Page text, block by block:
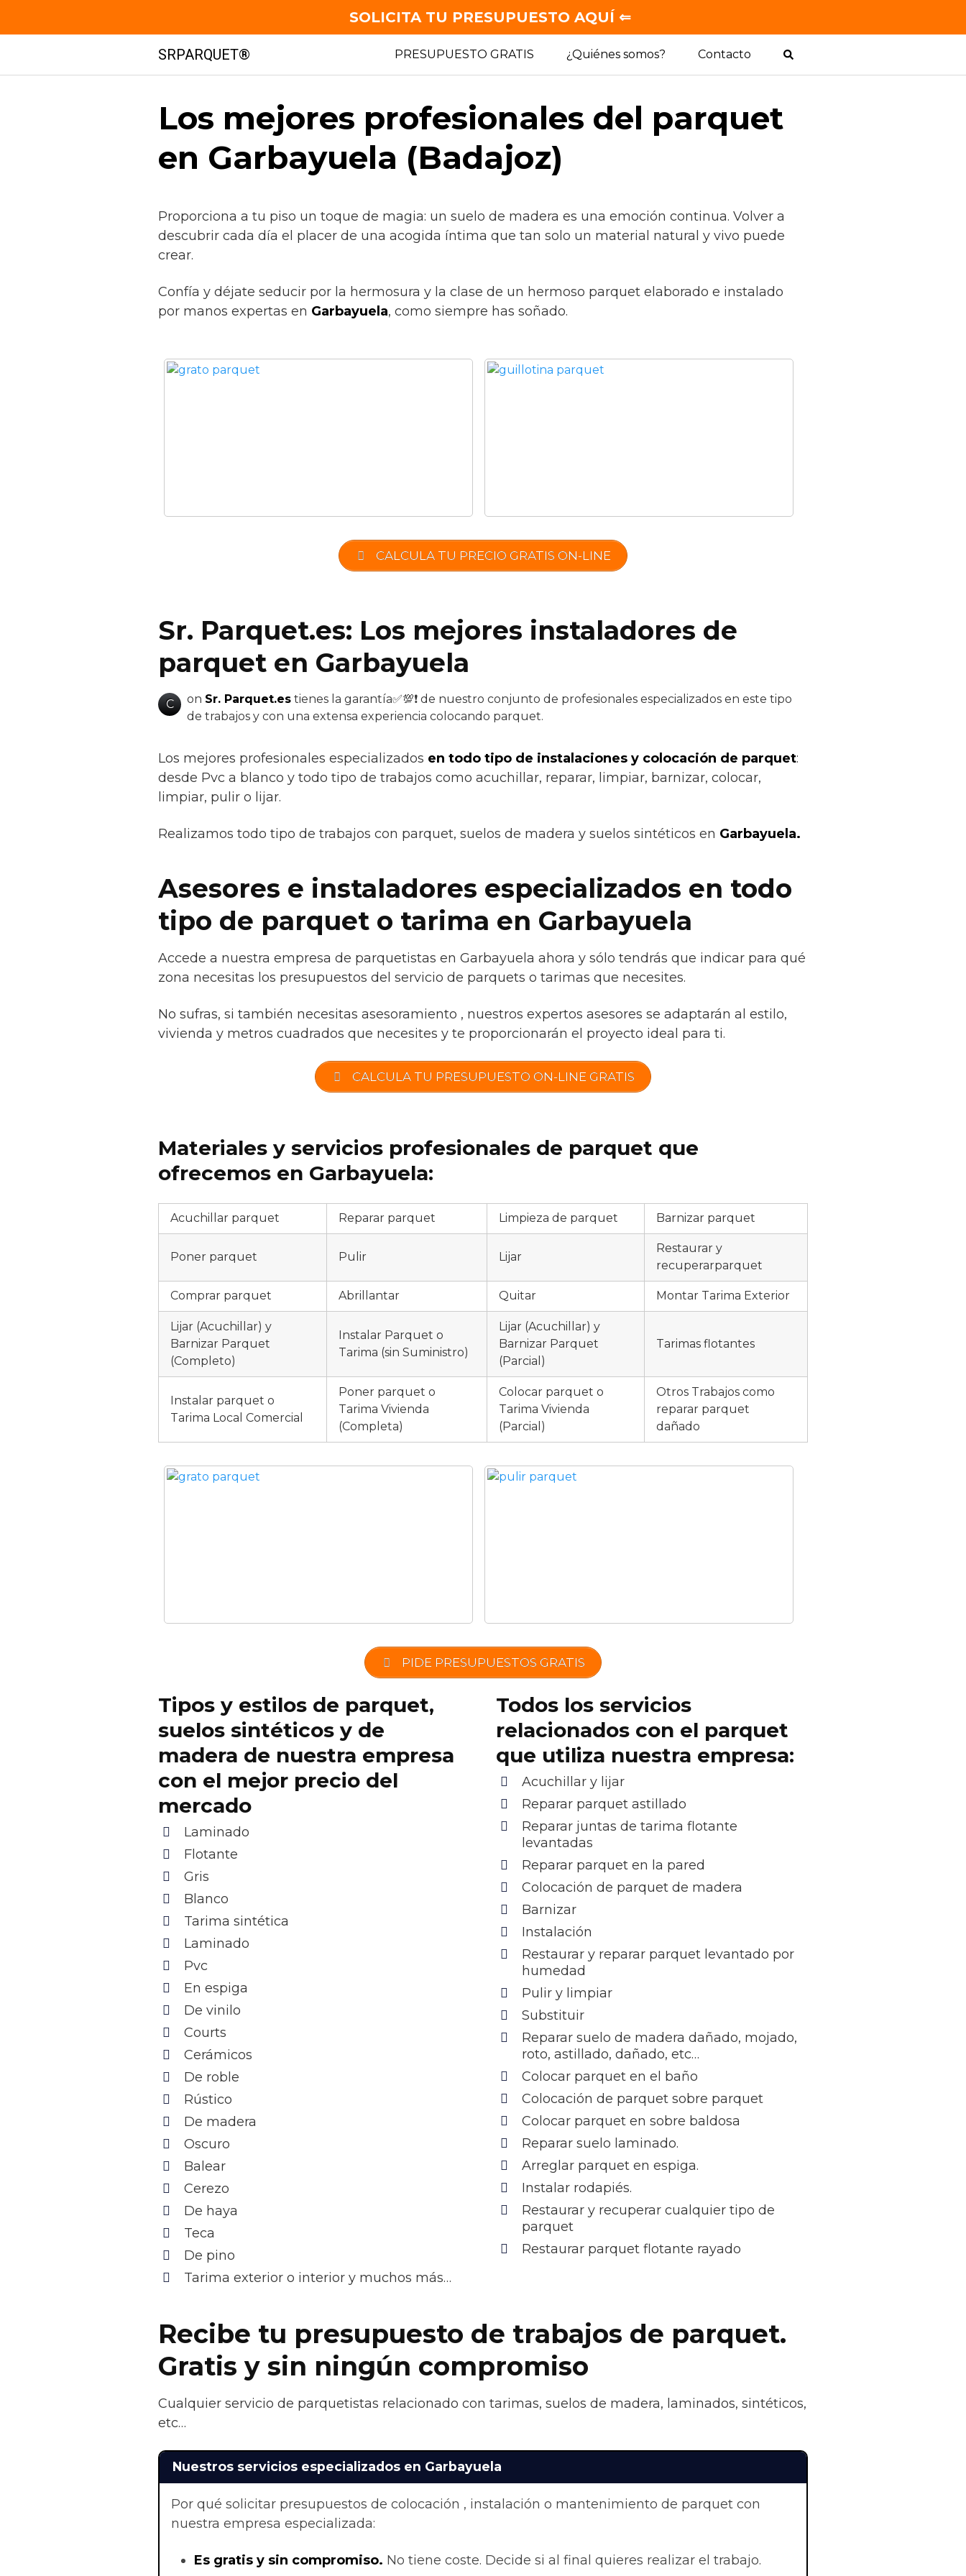
contenido
SRPARQUET® PRESUPUESTO GRATIS ¿Quiénes somos? Contacto
Los mejores profesionales del parquet
en Garbayuela (Badajoz)
Proporciona a tu piso un toque de magia: un suelo de madera es una emoción continua. Volver a
descubrir cada día el placer de una acogida íntima que tan solo un material natural y vivo puede
crear.
Confía y déjate seducir por la hermosura y la clase de un hermoso parquet elaborado e instalado
por manos expertas en Garbayuela, como siempre has soñado.
CALCULA TU PRECIO GRATIS ON-LINE
Sr. Parquet.es: Los mejores instaladores de
parquet en Garbayuela
C on Sr. Parquet.es tienes la garantía✅💯❗ de nuestro conjunto de profesionales especializados en este tipo
de trabajos y con una extensa experiencia colocando parquet.
Los mejores profesionales especializados en todo tipo de instalaciones y colocación de parquet:
desde Pvc a blanco y todo tipo de trabajos como acuchillar, reparar, limpiar, barnizar, colocar,
limpiar, pulir o lijar.
Realizamos todo tipo de trabajos con parquet, suelos de madera y suelos sintéticos en Garbayuela.
Asesores e instaladores especializados en todo
tipo de parquet o tarima en Garbayuela
Accede a nuestra empresa de parquetistas en Garbayuela ahora y sólo tendrás que indicar para qué
zona necesitas los presupuestos del servicio de parquets o tarimas que necesites.
No sufras, si también necesitas asesoramiento , nuestros expertos asesores se adaptarán al estilo,
vivienda y metros cuadrados que necesites y te proporcionarán el proyecto ideal para ti.
CALCULA TU PRESUPUESTO ON-LINE GRATIS
Materiales y servicios profesionales de parquet que
ofrecemos en Garbayuela:
Acuchillar parquet Reparar parquet Limpieza de parquet Barnizar parquet
Poner parquet Pulir Lijar
Restaurar y
recuperarparquet
Comprar parquet Abrillantar Quitar Montar Tarima Exterior
Lijar (Acuchillar) y
Barnizar Parquet
(Completo)
Instalar Parquet o
Tarima (sin Suministro)
Lijar (Acuchillar) y
Barnizar Parquet
(Parcial)
Tarimas flotantes
Instalar parquet o
Tarima Local Comercial
Poner parquet o
Tarima Vivienda
(Completa)
Colocar parquet o
Tarima Vivienda
(Parcial)
Otros Trabajos como
reparar parquet
dañado
PIDE PRESUPUESTOS GRATIS
Tipos y estilos de parquet,
suelos sintéticos y de
madera de nuestra empresa
con el mejor precio del
mercado
Laminado
Flotante
Gris
Blanco
Tarima sintética
Laminado
Pvc
En espiga
De vinilo
Courts
Cerámicos
De roble
Rústico
De madera
Oscuro
Balear
Cerezo
De haya
Teca
De pino
Tarima exterior o interior y muchos más…
Todos los servicios
relacionados con el parquet
que utiliza nuestra empresa:
Acuchillar y lijar
Reparar parquet astillado
Reparar juntas de tarima flotante
levantadas
Reparar parquet en la pared
Colocación de parquet de madera
Barnizar
Instalación
Restaurar y reparar parquet levantado por
humedad
Pulir y limpiar
Substituir
Reparar suelo de madera dañado, mojado,
roto, astillado, dañado, etc…
Colocar parquet en el baño
Colocación de parquet sobre parquet
Colocar parquet en sobre baldosa
Reparar suelo laminado.
Arreglar parquet en espiga.
Instalar rodapiés.
Restaurar y recuperar cualquier tipo de
parquet
Restaurar parquet flotante rayado
Recibe tu presupuesto de trabajos de parquet.
Gratis y sin ningún compromiso
Cualquier servicio de parquetistas relacionado con tarimas, suelos de madera, laminados, sintéticos,
etc…
Nuestros servicios especializados en Garbayuela
Por qué solicitar presupuestos de colocación , instalación o mantenimiento de parquet con
nuestra empresa especializada:
Es gratis y sin compromiso. No tiene coste. Decide si al final quieres realizar el trabajo.
SOLICITA TU PRESUPUESTO AQUÍ ⇐